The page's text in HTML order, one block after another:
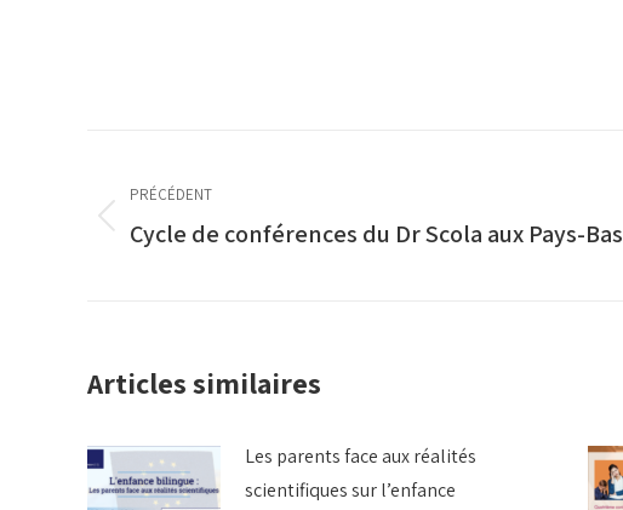
article
PRÉCÉDENT
Article
Cycle de conférences du Dr Scola aux Pays-Bas
Articles similaires
Les parents face aux réalités
scientifiques sur l’enfance